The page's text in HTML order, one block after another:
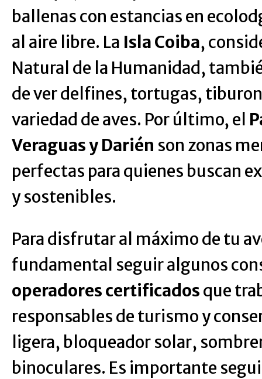
ballenas con estancias en
al aire libre. La Isla Coiba,
Natural de la Humanidad,
de ver delfines, tortugas,
variedad de aves. Por último, el
Veraguas y Darién son zonas
perfectas para quienes buscan
y sostenibles.
Para disfrutar al máximo de tu
fundamental seguir algunos
operadores certificadosque
responsables de turismo y
ligera, bloqueador solar,
binoculares. Es importante